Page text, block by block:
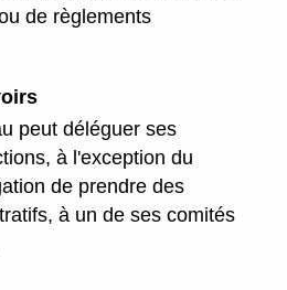
de règlements
peut déléguer ses
à l'exception du
de prendre des
à un de ses comités